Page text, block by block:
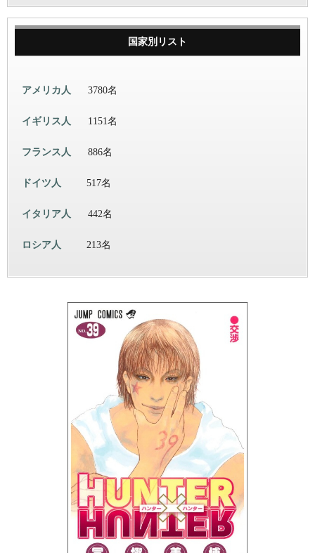
国家別リスト
アメリカ人 3780名
イギリス人 1151名
フランス人 886名
ドイツ人 517名
イタリア人 442名
ロシア人 213名